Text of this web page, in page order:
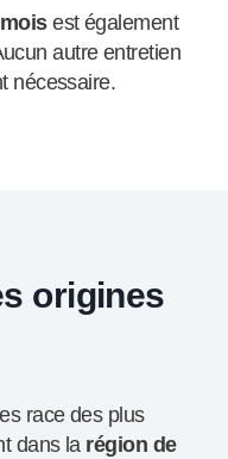
est également
autre entretien
nécessaire.
origines
race des plus
dans la région de